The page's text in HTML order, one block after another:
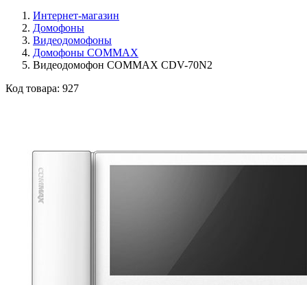
Интернет-магазин
Домофоны
Видеодомофоны
Домофоны COMMAX
Видеодомофон COMMAX CDV-70N2
Код товара: 927